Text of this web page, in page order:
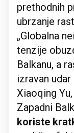
prethodnih
ubrzanje
„Globalna
tenzije
Balkanu, a
izravan udar
Xiaoqing
Zapadni
koriste